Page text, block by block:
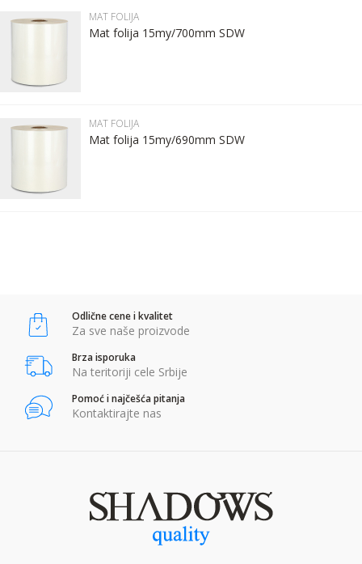
Brend
DERPROSA
POŠALJI
MAT FOLIJA
Mat folija 15my/700mm SDW
MAT FOLIJA
Mat folija 15my/690mm SDW
Odlične cene i kvalitet
Za sve naše proizvode
Brza isporuka
Na teritoriji cele Srbije
Pomoć i najčešća pitanja
Kontaktirajte nas